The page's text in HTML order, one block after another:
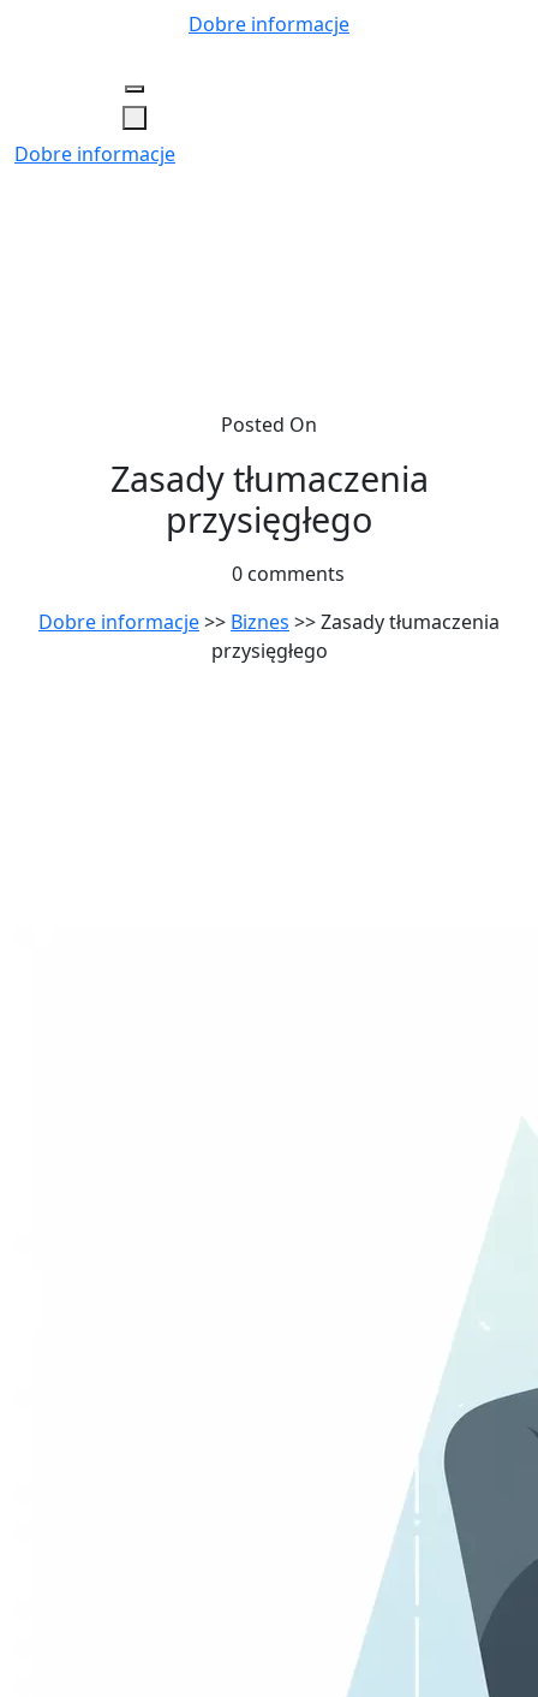
Dobre informacje
Dobre informacje
Posted On
Zasady tłumaczenia
przysięgłego
0 comments
Dobre informacje>> Biznes >> Zasady tłumaczenia
przysięgłego